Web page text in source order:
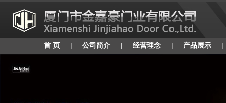
首 页 | 公司简介 | 经营理念 | 产品展示